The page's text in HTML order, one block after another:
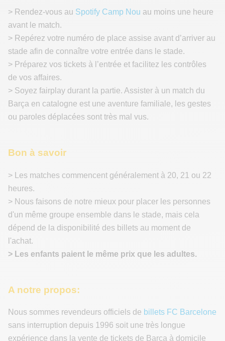
> Rendez-vous au Spotify Camp Nou au moins une heure
avant le match.
> Repérez votre numéro de place assise avant d’arriver au
stade afin de connaître votre entrée dans le stade.
> Préparez vos tickets à l’entrée et facilitez les contrôles
de vos affaires.
> Soyez fairplay durant la partie. Assister à un match du
Barça en catalogne est une aventure familiale, les gestes
ou paroles déplacées sont très mal vus.
Bon à savoir
> Les matches commencent généralement à 20, 21 ou 22
heures.
> Nous faisons de notre mieux pour placer les personnes
d'un même groupe ensemble dans le stade, mais cela
dépend de la disponibilité des billets au moment de
l'achat.
> Les enfants paient le même prix que les adultes.
A notre propos:
Nous sommes revendeurs officiels de billets FC Barcelone
sans interruption depuis 1996 soit une très longue
expérience dans la vente de tickets de Barça à domicile